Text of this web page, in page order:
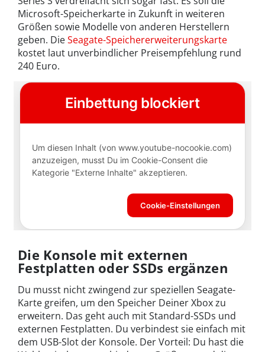
Microsoft-Speicherkarte in Zukunft in weiteren
Größen sowie Modelle von anderen Herstellern
geben. DieSeagate-Speichererweiterungskarte
kostet laut unverbindlicher Preisempfehlung rund
240 Euro.
Die Konsole mit externen
Festplatten oder SSDs ergänzen
Du musst nicht zwingend zur speziellen Seagate-
Karte greifen, um den Speicher Deiner Xbox zu
erweitern. Das geht auch mit Standard-SSDs und
externen Festplatten. Du verbindest sie einfach mit
dem USB-Slot der Konsole. Der Vorteil: Du hast die